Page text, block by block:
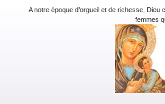
A notre époque d’orgueil et de richesse, Dieu
femmes